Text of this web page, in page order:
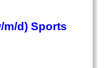
d) Sports